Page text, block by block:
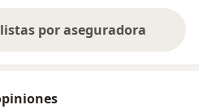
por aseguradora